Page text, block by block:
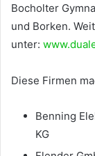
Bocholter
und Borken.
unter:
Diese Firmen
Benning
KG